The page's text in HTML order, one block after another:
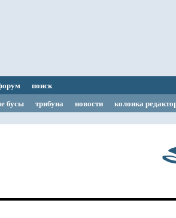
поиск
бусы трибуна новости колонка